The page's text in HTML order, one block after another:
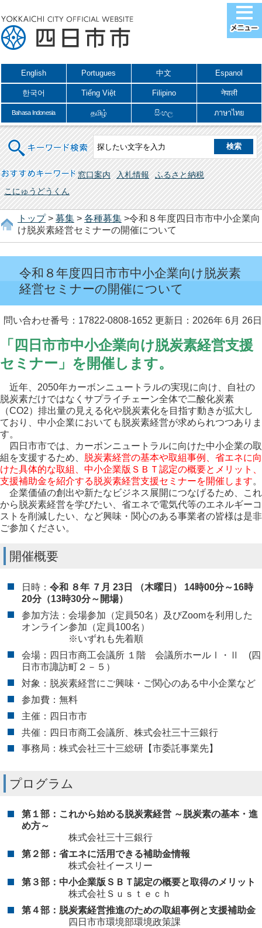
English Portugues 中文 Espanol
한국어 Tiếng Việt Filipino नेपाली
Bahasa Indonesia தமிழ் සිංහල ภาษาไทย
キーワード検索
おすすめキーワード 窓口案内 入札情報
ふるさと納税
こにゅうどうくん
トップ> 募集 > 各種募集 >令和８年度四日市市中小企業向
け脱炭素経営セミナーの開催について
令和８年度四日市市中小企業向け脱炭素
経営セミナーの開催について
問い合わせ番号：17822-0808-1652 更新日：2026年 6月 26日
「四日市市中小企業向け脱炭素経営支援
セミナー」を開催します。
近年、2050年カーボンニュートラルの実現に向け、自社の
脱炭素だけではなくサプライチェーン全体で二酸化炭素
（CO2）排出量の見える化や脱炭素化を目指す動きが拡大し
ており、中小企業においても脱炭素経営が求められつつありま
す。
四日市市では、カーボンニュートラルに向けた中小企業の取
組を支援するため、 脱炭素経営の基本や取組事例、省エネに向
けた具体的な取組、中小企業版ＳＢＴ認定の概要とメリット、
支援補助金を紹介する脱炭素経営支援セミナーを開催します。
企業価値の創出や新たなビジネス展開につなげるため、これ
から脱炭素経営を学びたい、省エネで電気代等のエネルギーコ
ストを削減したい、など興味・関心のある事業者の皆様は是非
ご参加ください。
開催概要
日時： 令和 ８年 ７月 23日 （木曜日） 14時00分～16時
20分（13時30分～開場）
参加方法：会場参加（定員50名）及びZoomを利用した
オンライン参加（定員100名）
※いずれも先着順
会場：四日市商工会議所 １階 会議所ホールⅠ・Ⅱ (四
日市市諏訪町２－５）
対象：脱炭素経営にご興味・ご関心のある中小企業など
参加費：無料
主催：四日市市
共催：四日市商工会議所、株式会社三十三銀行
事務局：株式会社三十三総研【市委託事業先】
プログラム
第１部：これから始める脱炭素経営 ～脱炭素の基本・進
め方～
株式会社三十三銀行
第２部：省エネに活用できる補助金情報
株式会社イースリー
第３部：中小企業版ＳＢＴ認定の概要と取得のメリット
株式会社Ｓｕｓｔｅｃｈ
第４部：脱炭素経営推進のための取組事例と支援補助金
四日市市環境部環境政策課